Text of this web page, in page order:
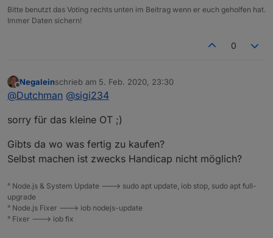
Bitte benutzt das Voting rechts unten im Beitrag wenn er euch geholfen hat.
Immer Daten sichern!
0
Offline
Negaleinschrieb am 5. Feb. 2020, 23:30
zuletzt editiert von
@Dutchman @sigi234
sorry für das kleine OT ;)
Gibts da wo was fertig zu kaufen?
Selbst machen ist zwecks Handicap nicht möglich?
° Node.js & System Update ---> sudo apt update, iob stop, sudo apt full-
upgrade
° Node.js Fixer ---> iob nodejs-update
° Fixer ---> iob fix